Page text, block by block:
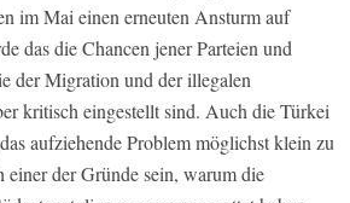
im Mai einen erneuten Ansturm auf
das die Chancen jener Parteien und
der Migration und der illegalen
kritisch eingestellt sind. Auch die Türkei
aufziehende Problem möglichst klein zu
einer der Gründe sein, warum die